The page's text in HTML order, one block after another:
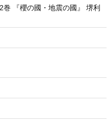
巻 『櫻の國・地震の國』 堺利